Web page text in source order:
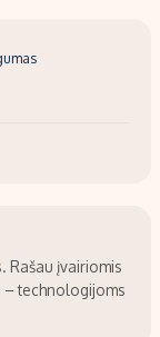
Rašau įvairiomis
– technologijoms